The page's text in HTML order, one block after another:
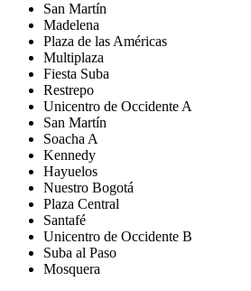
San Martín
Madelena
Plaza de las Américas
Multiplaza
Fiesta Suba
Restrepo
Unicentro de Occidente A
San Martín
Soacha A
Kennedy
Hayuelos
Nuestro Bogotá
Plaza Central
Santafé
Unicentro de Occidente B
Suba al Paso
Mosquera